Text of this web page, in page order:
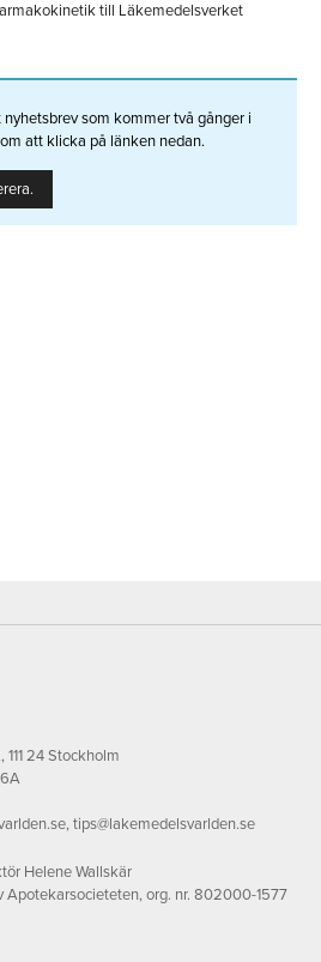
till Läkemedelsverket
som kommer två gånger i
att klicka på länken nedan.
24 Stockholm
,tips@lakemedelsvarlden.se
Helene Wallskär
Apotekarsocieteten, org. nr. 802000-1577